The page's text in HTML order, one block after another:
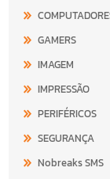
GAMERS
IMAGEM
IMPRESSÃO
PERIFÉRICOS
SEGURANÇA
Nobreaks SMS